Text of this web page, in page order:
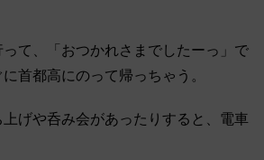
て、「おつかれさまでしたーっ」で
首都高にのって帰っちゃう。
げや呑み会があったりすると、電車